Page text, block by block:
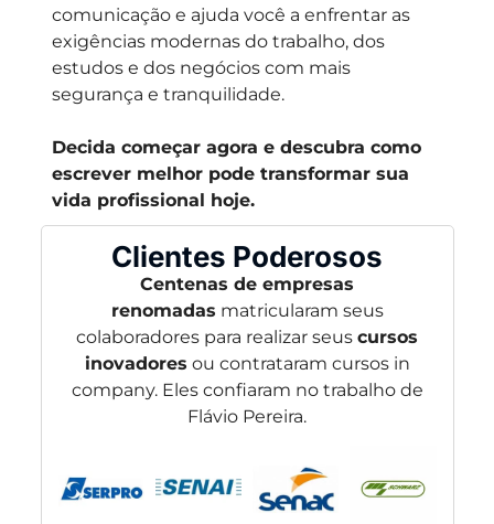
comunicação e ajuda você a enfrentar as
exigências modernas do trabalho, dos
estudos e dos negócios com mais
segurança e tranquilidade.
Decida começar agora e descubra como
escrever melhor pode transformar sua
vida profissional hoje.
Clientes Poderosos
Centenas de empresas
renomadas matricularam seus
colaboradores para realizar seus cursos
inovadores ou contrataram cursos in
company. Eles confiaram no trabalho de
Flávio Pereira.